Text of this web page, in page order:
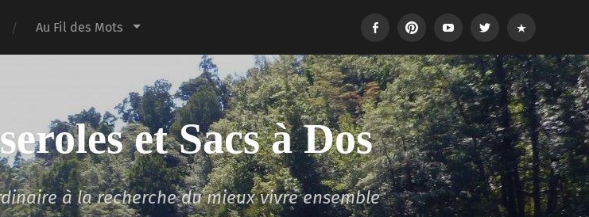
Au Fil des Mots FacebookPinterestYoutubeTwitter Login
et Sacs à Dos
à la recherche du mieux vivre ensemble